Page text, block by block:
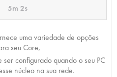
5m 2s
uma variedade de opções
seu Core,
configurado quando o seu PC
núcleo na sua rede.